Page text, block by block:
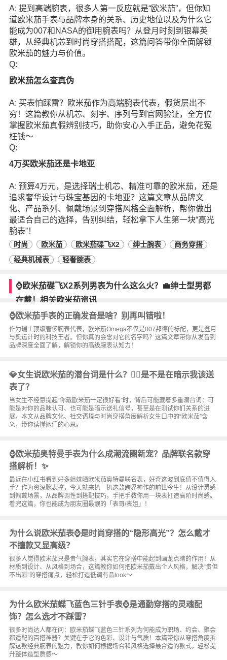
A: 提到高端腕表，很多人第一反应就是“欧米茄”，但你知
道欧米茄手表与品牌本身的关系、历史地位以及为什么它
能成为007和NASA的御用腕表吗？从登月时刻到银幕英
雄，从经典机芯到时尚穿搭搭配，这篇问答带你全面解锁
欧米茄的魅力与价值。
Q:
欧米茄怎么查真伪
A: 买表怕踩雷？欧米茄作为高端腕表代表，假货层出不
穷！这篇教你从机芯、刻字、序列号到官网验证，全方位
掌握欧米茄真假辨别技巧，助你安心入手正品，避免花冤
枉钱～
Q:
4万买欧米茄还是卡地亚
A: 预算4万元，是选择瑞士机芯、精准可靠的欧米茄，还是
追求奢华设计与珠宝基因的卡地亚？这篇文章从品牌文
化、产品系列、佩戴场景到穿搭风格全面解析，帮你做出
最适合自己的选择，告别纠结，轻松拿下人生第一块“高光
腕表”！
时尚 欧米茄 欧米茄碟飞X2 绅士腕表
商务穿搭
经典机械表
轻奢腕表
⌚欧米茄碟飞X2系列男表为什么这么火？💼绅士型男都
在戴！相关欧米茄资讯
⌚️欧米茄手表的正确发音是啥？别再叫错啦！
作为瑞士顶级奢侈腕表代表，欧米茄Omega不仅是007邦德的标配，更是登月
与奥运计时的科技王者。但你真的会念对它的名字吗？这篇文章带你从发音到
品牌深度全面了解，解锁你的高级腕表认知力！
💎女生说欧米茄的潜台词是什么？👯‍♀️是不是在暗示我该送
表了？
当女生不经意提起“你戴欧米茄一定很好看”时，背后可能藏着多重潜台词：可
能是对你的品味认可、也可能是暗示送礼信号，甚至是在测试你们关系的进
展。本文从品牌文化、社交语境与时尚穿搭角度解析女生口中的“欧米茄”含
义，带你读懂她们的心思。
⌚️欧米茄奥特曼手表为什么成潮流圈新宠？品牌联名款穿
搭解析！✨
最近在小红书看到好多姐妹晒欧米茄奥特曼联名表，好奇这波到底值不值得入
手？作为资深腕表控，今天就来扒一扒这款跨界神作的前世今生！从设计灵感
到佩戴场景，从品牌调性到搭配技巧，手把手教你用一块表打造高阶时尚感。
看完这篇，你也能成为朋友圈最靓的「表哥/表姐」！
为什么说欧米茄表⌚是时尚穿搭的“隐形高光”？怎么戴才
不撞款又显高级？
很多人觉得欧米茄只是贵气腕表，其实它在穿搭中能起到画龙点睛的作用！从
材质到设计、从风格到场合，这篇教你如何把欧米茄戴出个人风格，解决“贵但
不出彩”的穿搭痛点，轻松打造低调有品look～
为什么欧米茄蝶飞蓝色三针手表⌚️是通勤穿搭的灵魂配
饰？怎么选才不踩雷？
很多时尚达人都在问：欧米茄蝶飞蓝色三针系列为何能成为职场、约会、聚会
都适配的百搭神器？关键在于它的色彩、设计与气质！本篇带你从穿搭角度拆
解这款经典腕表的魅力，教你如何根据场合和风格选择最合适的款式，轻松提
升整体造型质感～